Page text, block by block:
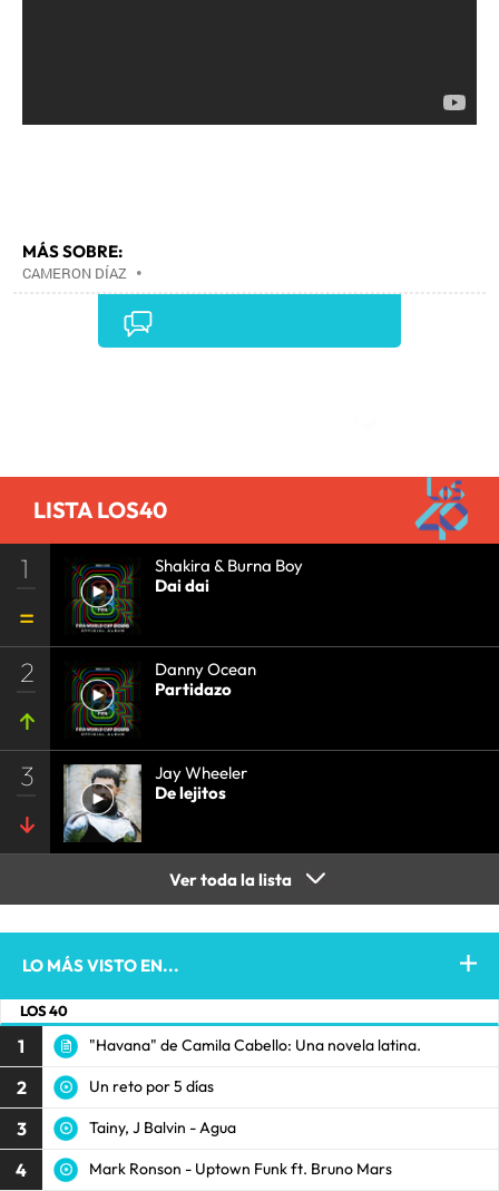
MÁS SOBRE:
CAMERON DÍAZ •
LISTA LOS40
1
Shakira & Burna Boy
Dai dai
2
Danny Ocean
Partidazo
3
Jay Wheeler
De lejitos
Ver toda la lista
LO MÁS VISTO EN...
LOS 40
1 "Havana" de Camila Cabello: Una novela latina.
2 Un reto por 5 días
3 Tainy, J Balvin - Agua
4 Mark Ronson - Uptown Funk ft. Bruno Mars